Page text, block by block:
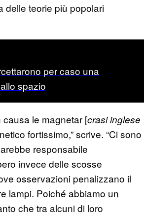
delle teorie più popolari
per caso una
spazio
causa le magnetar [crasi inglese
fortissimo,” scrive. “Ci sono
responsabile
invece delle scosse
osservazioni penalizzano il
lampi. Poiché abbiamo un
che tra alcuni di loro